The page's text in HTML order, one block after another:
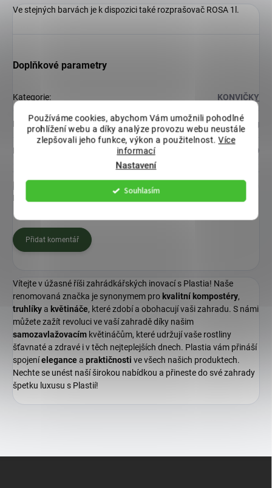
Používáme cookies, abychom Vám umožnili pohodlné
prohlížení webu a díky analýze provozu webu neustále
zlepšovali jeho funkce, výkon a použitelnost.Více
informací
Nastavení
Souhlasím
Ve stejných barvách je k dispozici také rozprašovač ROSA 1l.
Doplňkové parametry
Kategorie: KONVIČKY
Hmotnost: 0.155 kg
EAN 8590415130000
Diskuze
Buďte první, kdo napíše příspěvek k této položce.
Přidat komentář
Vítejte v úžasné říši zahrádkářských inovací s Plastia! Naše
renomovaná značka je synonymem pro kvalitní kompostéry,
truhlíkya květináče, které zdobí a obohacují vaši zahradu. S námi
můžete zažít revoluci ve vaší zahradě díky našim
samozavlažovacím květináčům, které udržují vaše rostliny
šťavnaté a zdravé i v těch nejteplejších dnech. Plastia vám přináší
spojeníelegancea praktičnosti ve všech našich produktech.
Nechte se unést naší širokou nabídkou a přineste do své zahrady
špetku luxusu s Plastií!